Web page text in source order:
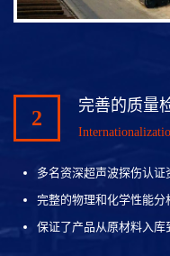
2
完善的质量
多名资深超声波探伤认证
完整的物理和化学性能
保证了产品从原材料入